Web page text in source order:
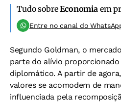
Tudo sobreEconomia em
Entre no canal do
Segundo Goldman, o
parte do alívio
diplomático. A partir de
valores se acomodem de
influenciada pela